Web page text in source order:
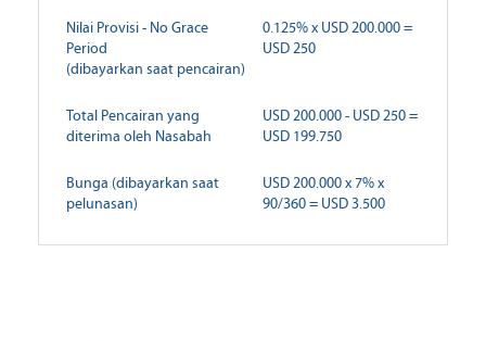
Nilai Provisi - No Grace
Period
(dibayarkan saat pencairan)
0.125% x USD 200.000 =
USD 250
Total Pencairan yang
diterima oleh Nasabah
USD 200.000 - USD 250 =
USD 199.750
Bunga (dibayarkan saat
pelunasan)
USD 200.000 x 7% x
90/360 = USD 3.500